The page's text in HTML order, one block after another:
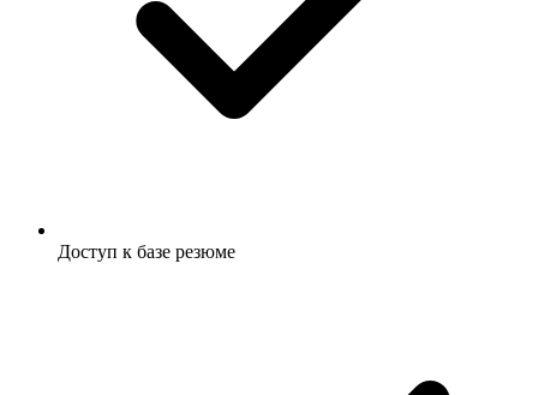
Доступ к базе резюме